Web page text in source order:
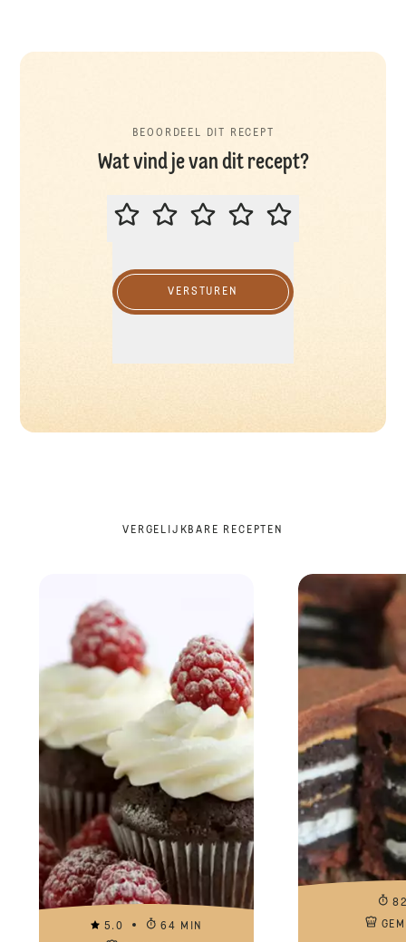
BEOORDEEL DIT RECEPT
Wat vind je van dit recept?
BEOORDEEL DIT RECEPT
VERSTUREN
VERGELIJKBARE RECEPTEN
5.0
64 MIN